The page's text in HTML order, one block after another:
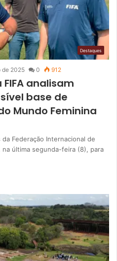
Destaques
de 2025 0 912
analisam
base de
Mundo Feminina
Federação Internacional de
última segunda-feira (8), para